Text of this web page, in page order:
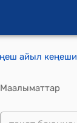
Маалыматтар